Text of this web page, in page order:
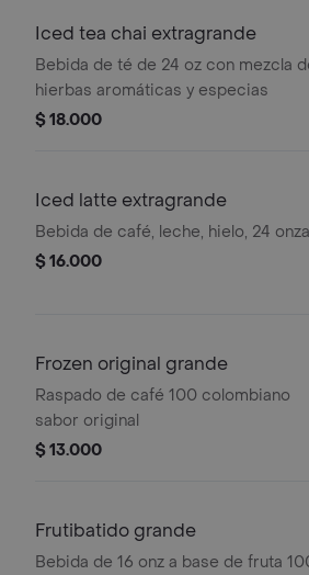
Iced tea chai extragrande
Bebida de té de 24 oz con mezcla
hierbas aromáticas y especias
$ 18.000
Iced latte extragrande
Bebida de café, leche, hielo, 24
$ 16.000
Frozen original grande
Raspado de café 100 colombiano
sabor original
$ 13.000
Frutibatido grande
Bebida de 16 onz a base de fruta